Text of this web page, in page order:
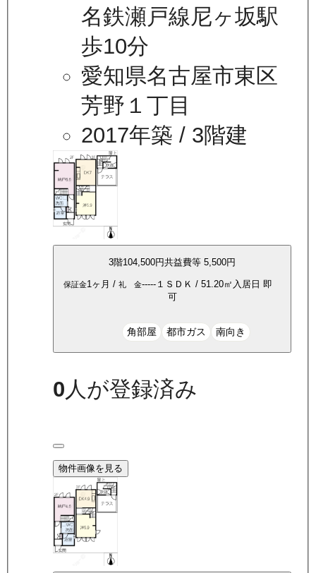
名鉄瀬戸線尼ヶ坂駅
歩10分
愛知県名古屋市東区
芳野１丁目
2017年築 / 3階建
3階104,500円共益費等 5,500円
保証金1ヶ月 / 礼 金-----１ＳＤＫ / 51.20㎡ 入居日 即
可
角部屋 都市ガス 南向き
0 人が登録済み
物件画像を見る